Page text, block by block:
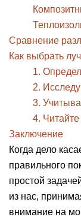
Сравнение
Как выбрать
1.
2.
3.
4.
Заключение
Когда дело
правильного
простой
из нас,
внимание на